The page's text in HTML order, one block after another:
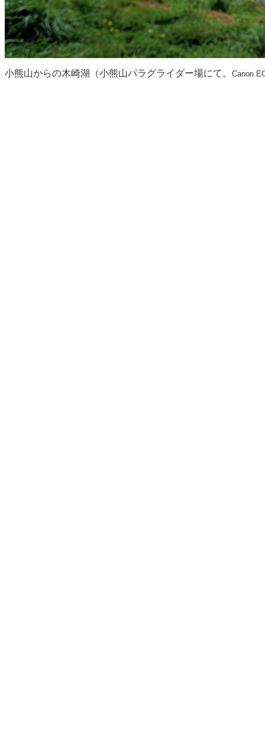
小熊山からの木崎湖（小熊山パラグライダー場にて。 Canon